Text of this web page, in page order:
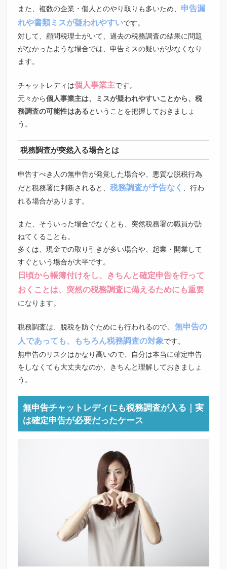
また、複数の企業・個人とのやり取りも多いため、 申告漏
れや書類ミスが疑われやすいです。
対して、顧問税理士がいて、過去の税務調査の結果に問題
がなかったような場合では、申告ミスの疑いが少なくなり
ます。
チャットレディは個人事業主です。
元々から個人事業主は、ミスが疑われやすいことから、税
務調査の可能性はあるということを把握しておきましょ
う。
税務調査が突然入る場合とは
申告すべき人の無申告が発覚した場合や、悪質な脱税行為
だと税務署に判断されると、税務調査が予告なく
、行わ
れる場合があります。
また、そういった場合でなくとも、突然税務署の職員が訪
ねてくることも。
多くは、現金での取り引きが多い場合や、起業・開業して
すぐという場合が大半です。
日頃から帳簿付けをし、きちんと確定申告を行って
おくことは、突然の税務調査に備えるためにも重要
になります。
税務調査は、脱税を防ぐためにも行われるので、無申告の
人であっても、もちろん税務調査の対象です。
無申告のリスクはかなり高いので、自分は本当に確定申告
をしなくても大丈夫なのか、きちんと理解しておきましょ
う。
無申告チャットレディにも税務調査が入る｜実
は確定申告が必要だったケース